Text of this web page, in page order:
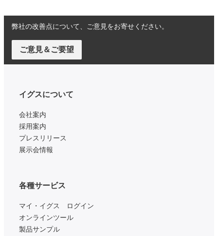
弊社の改善点について、ご意見をお寄せください。
ご意見＆ご要望
イグスについて
会社案内
採用案内
プレスリリース
展示会情報
各種サービス
マイ・イグス ログイン
オンラインツール
製品サンプル